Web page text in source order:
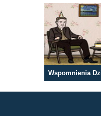
Wspomnienia